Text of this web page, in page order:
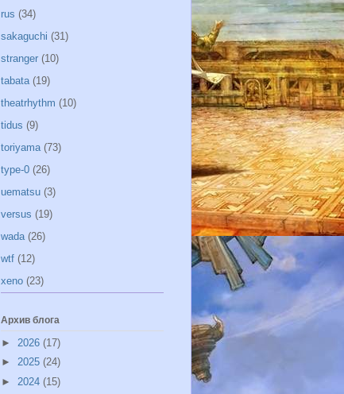
rus (34)
sakaguchi (31)
stranger (10)
tabata (19)
theatrhythm (10)
tidus (9)
toriyama (73)
type-0 (26)
uematsu (3)
versus (19)
wada (26)
wtf (12)
xeno (23)
Архив блога
► 2026 (17)
► 2025 (24)
► 2024 (15)